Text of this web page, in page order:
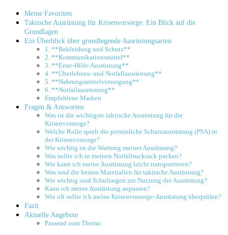
Meine Favoriten
Taktische Ausrüstung für Krisenvorsorge: Ein Blick auf die
Grundlagen
Ein Überblick über grundlegende Ausrüstungsarten
1. **Bekleidung und Schutz**
2. **Kommunikationsmittel**
3. **Erste-Hilfe-Ausrüstung**
4. **Überlebens- und Notfallausrüstung**
5. **Nahrungsmittelversorgung**
6. **Notfallausrüstung**
Empfohlene Marken
Fragen & Antworten
Was ist die wichtigste taktische Ausrüstung für die
Krisenvorsorge?
Welche Rolle spielt die persönliche Schutzausrüstung (PSA) in
der Krisenvorsorge?
Wie wichtig ist die Wartung meiner Ausrüstung?
Was sollte ich in meinen Notfallrucksack packen?
Wie kann ich meine Ausrüstung leicht transportieren?
Was sind die besten Materialien für taktische Ausrüstung?
Wie wichtig sind Schulungen zur Nutzung der Ausrüstung?
Kann ich meine Ausrüstung anpassen?
Wie oft sollte ich meine Krisenvorsorge-Ausrüstung überprüfen?
Fazit
Aktuelle Angebote
Passend zum Thema: